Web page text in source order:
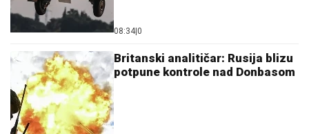
08:34 0
Britanski analitičar: Rusija blizu
potpune kontrole nad Donbasom